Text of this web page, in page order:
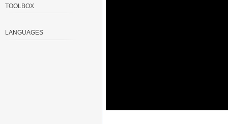
TOOLBOX
LANGUAGES